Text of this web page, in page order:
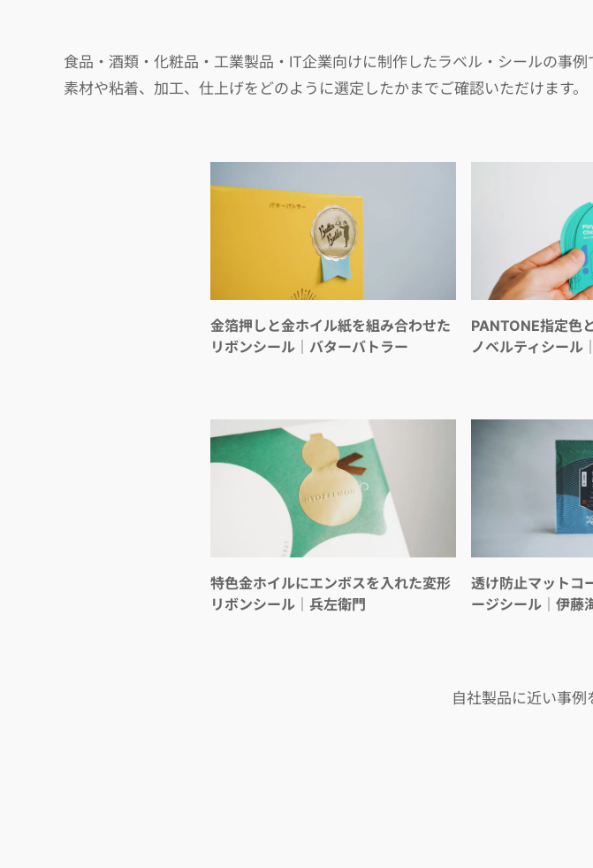
食品・酒類・化粧品・工業製品・IT企業向けに制作したラベル・シールの事例
素材や粘着、加工、仕上げをどのように選定したかまでご確認いただけます。
金箔押しと金ホイル紙を組み合わせた
リボンシール｜バターバトラー
PANTONE指定色
ノベルティシール
特色金ホイルにエンボスを入れた変形
リボンシール｜兵左衛門
透け防止マットコ
ージシール｜伊藤
自社製品に近い事